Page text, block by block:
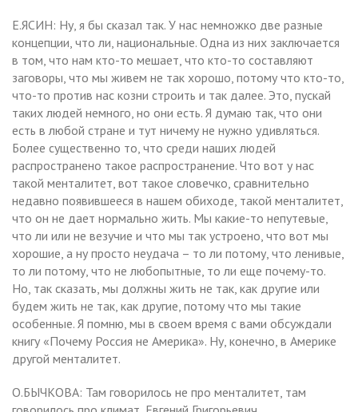
Е.ЯСИН: Ну, я бы сказал так. У нас немножко две разные
концепции, что ли, национальные. Одна из них заключается
в том, что нам кто-то мешает, что кто-то составляют
заговоры, что мы живем не так хорошо, потому что кто-то,
что-то против нас козни строить и так далее. Это, пускай
таких людей немного, но они есть. Я думаю так, что они
есть в любой стране и тут ничему не нужно удивляться.
Более существенно то, что среди наших людей
распространено такое распространение. Что вот у нас
такой менталитет, вот такое словечко, сравнительно
недавно появившееся в нашем обиходе, такой менталитет,
что он не дает нормально жить. Мы какие-то непутевые,
что ли или не везучие и что мы так устроено, что вот мы
хорошие, а ну просто неудача – то ли потому, что ленивые,
то ли потому, что не любопытные, то ли еще почему-то.
Но, так сказать, мы должны жить не так, как другие или
будем жить не так, как другие, потому что мы такие
особенные. Я помню, мы в своем время с вами обсуждали
книгу «Почему Россия не Америка». Ну, конечно, в Америке
другой менталитет.
О.БЫЧКОВА: Там говорилось не про менталитет, там